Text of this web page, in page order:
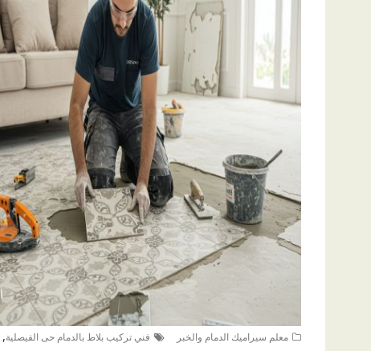
معلم سيراميك الدمام والخبر فني تركيب بلاط بالدمام حى الفيصلية,